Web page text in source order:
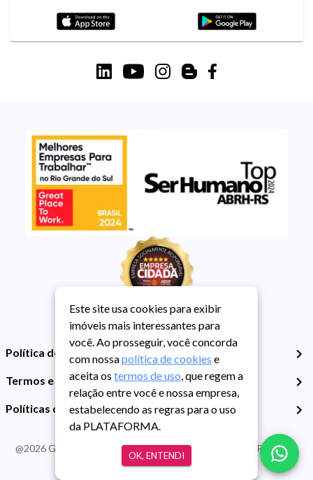
Política de Privacidade
Termos e Condições de Uso
Políticas de Cookies
@2026Guarida Imóvel. Todos os direitos reservados. CRECI RS -
413J | CNPJ Guarida: 89.398.606/0001-30
Este site usa cookies para exibir
imóveis mais interessantes para
você. Ao prosseguir, você concorda
com nossapolítica de cookies e
aceita os termos de uso, que regem a
relação entre você e nossa empresa,
estabelecendo as regras para o uso
da PLATAFORMA.
OK, ENTENDI